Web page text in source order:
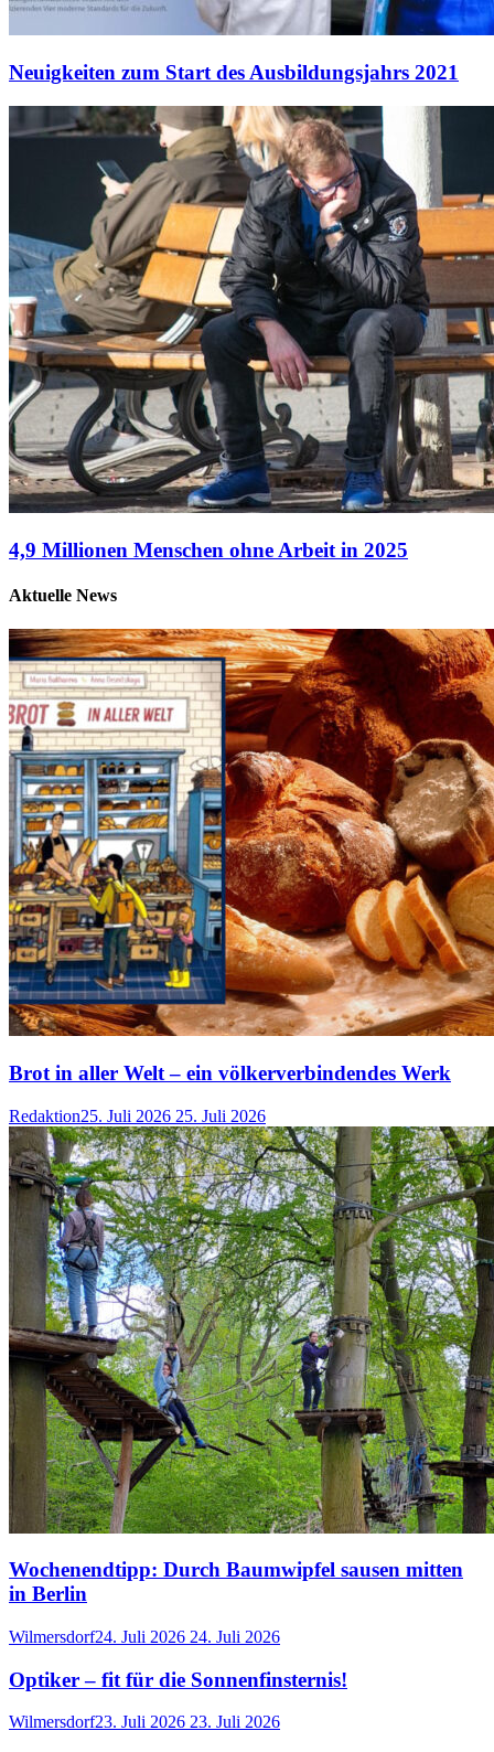
Neuigkeiten zum Start des Ausbildungsjahrs 2021
4,9 Millionen Menschen ohne Arbeit in 2025
Aktuelle News
Brot in aller Welt – ein völkerverbindendes Werk
Redaktion25. Juli 2026 25. Juli 2026
Wochenendtipp: Durch Baumwipfel sausen mitten
in Berlin
Wilmersdorf24. Juli 2026 24. Juli 2026
Optiker – fit für die Sonnenfinsternis!
Wilmersdorf23. Juli 2026 23. Juli 2026